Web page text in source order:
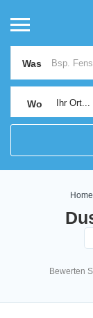
Was
Wo Ihr Ort...
Home
Bewerten